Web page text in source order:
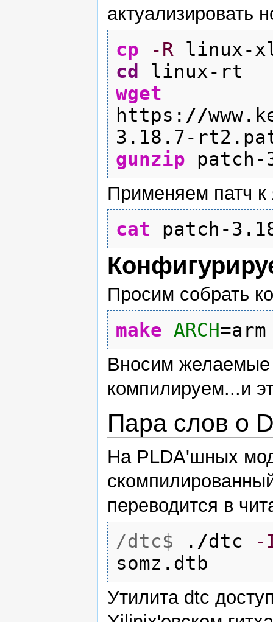
актуализировать
cp -R
cd
linux-rt
wget
https: //
3.18.7-
gunzip
Применяем патч к
cat patch-
Просим собрать
make ARCH
Вносим
компилируем...и
Пара слов о
На PLDA'шных
переводится в
/dtc$ . /dtc
-
somz.dtb
Утилита dtc